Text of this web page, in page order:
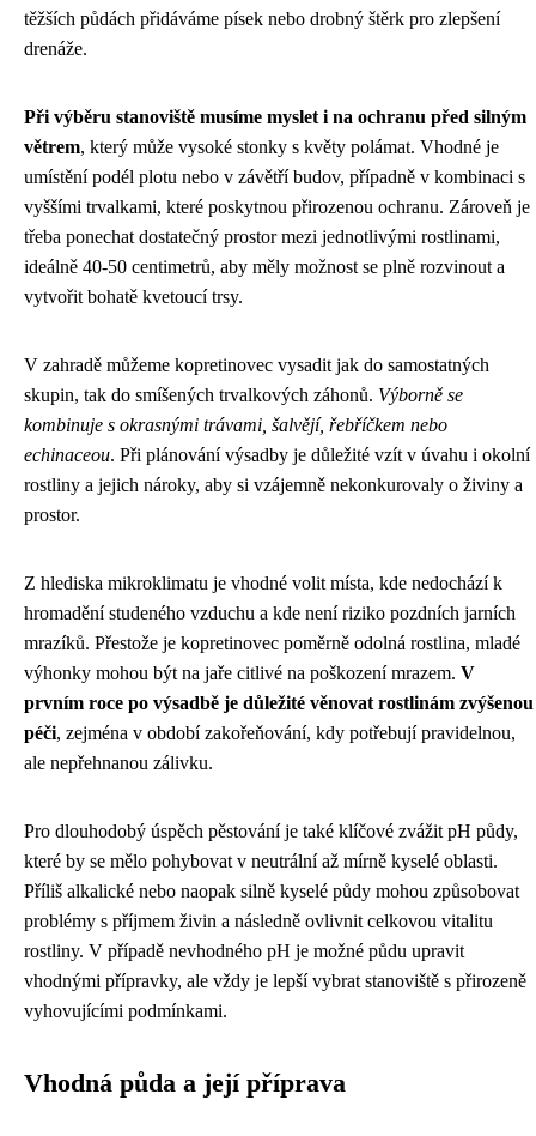
těžších půdách přidáváme písek nebo drobný štěrk pro zlepšení
drenáže.
Při výběru stanoviště musíme myslet i na ochranu před silným
větrem, který může vysoké stonky s květy polámat. Vhodné je
umístění podél plotu nebo v závětří budov, případně v kombinaci s
vyššími trvalkami, které poskytnou přirozenou ochranu. Zároveň je
třeba ponechat dostatečný prostor mezi jednotlivými rostlinami,
ideálně 40-50 centimetrů, aby měly možnost se plně rozvinout a
vytvořit bohatě kvetoucí trsy.
V zahradě můžeme kopretinovec vysadit jak do samostatných
skupin, tak do smíšených trvalkových záhonů. Výborně se
kombinuje s okrasnými trávami, šalvějí, řebříčkem nebo
echinaceou. Při plánování výsadby je důležité vzít v úvahu i okolní
rostliny a jejich nároky, aby si vzájemně nekonkurovaly o živiny a
prostor.
Z hlediska mikroklimatu je vhodné volit místa, kde nedochází k
hromadění studeného vzduchu a kde není riziko pozdních jarních
mrazíků. Přestože je kopretinovec poměrně odolná rostlina, mladé
výhonky mohou být na jaře citlivé na poškození mrazem. V
prvním roce po výsadbě je důležité věnovat rostlinám zvýšenou
péči, zejména v období zakořeňování, kdy potřebují pravidelnou,
ale nepřehnanou zálivku.
Pro dlouhodobý úspěch pěstování je také klíčové zvážit pH půdy,
které by se mělo pohybovat v neutrální až mírně kyselé oblasti.
Příliš alkalické nebo naopak silně kyselé půdy mohou způsobovat
problémy s příjmem živin a následně ovlivnit celkovou vitalitu
rostliny. V případě nevhodného pH je možné půdu upravit
vhodnými přípravky, ale vždy je lepší vybrat stanoviště s přirozeně
vyhovujícími podmínkami.
Vhodná půda a její příprava